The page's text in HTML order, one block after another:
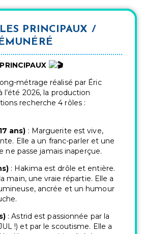
PRINCIPAUX /
métrage réalisé par Éric
2026, la production
recherche 4 rôles :
ans) : Marguerite est vive,
Elle a un franc-parler et une
ne passe jamais inaperçue.
: Hakima est drôle et entière.
main, une vraie répartie. Elle a
ancrée et un humour
: Astrid est passionnée par la
!) et par le scoutisme. Elle a